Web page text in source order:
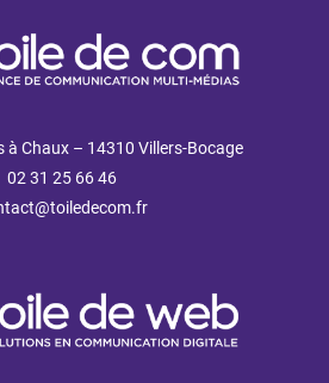
à Chaux – 14310 Villers-Bocage
02 31 25 66 46